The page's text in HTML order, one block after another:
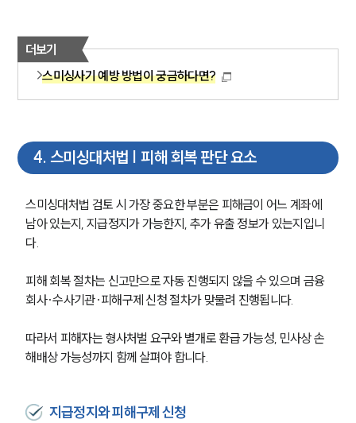
더보기
스미싱사기 예방 방법이 궁금하다면?
4. 스미싱대처법 | 피해 회복 판단 요소
스미싱대처법 검토 시 가장 중요한 부분은 피해금이 어느 계좌에
남아 있는지, 지급정지가 가능한지, 추가 유출 정보가 있는지입니
다.
피해 회복 절차는 신고만으로 자동 진행되지 않을 수 있으며 금융
회사·수사기관·피해구제 신청 절차가 맞물려 진행됩니다.
따라서 피해자는 형사처벌 요구와 별개로 환급 가능성, 민사상 손
해배상 가능성까지 함께 살펴야 합니다.
지급정지와 피해구제 신청